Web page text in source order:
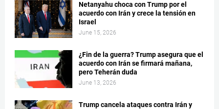
Netanyahu choca con Trump por el
acuerdo con Irán y crece la tensión en
Israel
June 15, 2026
¿Fin de la guerra? Trump asegura que el
acuerdo con Irán se firmará mañana,
pero Teherán duda
June 13, 2026
Trump cancela ataques contra Irán y